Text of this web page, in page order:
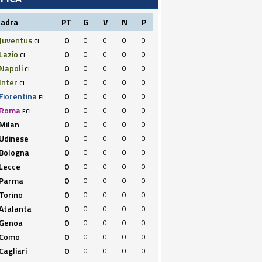
PT G V N P
Juventus CL 0 0 0 0
0
Lazio CL 0 0 0 0
0
Napoli CL 0 0 0 0
0
Inter CL 0 0 0 0
0
Fiorentina EL 0 0 0 0
0
Roma ECL 0 0 0 0
0
Milan 0 0 0 0
0
Udinese 0 0 0 0
0
Bologna 0 0 0 0
0
Lecce 0 0 0 0
0
Parma 0 0 0 0
0
Torino 0 0 0 0
0
0 0 0 0
0
Genoa 0 0 0 0
0
Como 0 0 0 0
0
Cagliari 0 0 0 0
0